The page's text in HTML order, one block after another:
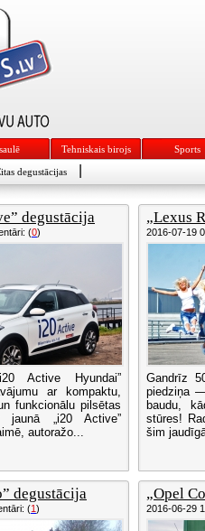
Tehniskais birojs Sports
degustācijas
degustācija
(0)
Active Hyundai”
ar kompaktu,
funkcionālu pilsētas
jaunā „i20 Active”
autoražo...
„Lexus
2016-07-19
Gandrīz
piedziņa
baudu,
stūres!
šim
degustācija
(1)
„Opel
2016-06-29